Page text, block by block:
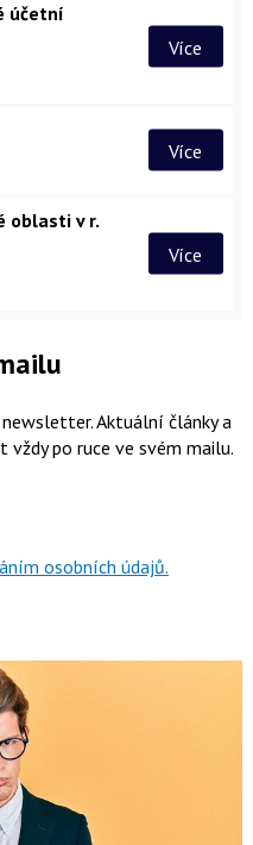
účetní
Více
Více
oblasti v r.
Více
Aktuální články a
po ruce ve svém mailu.
osobních údajů.